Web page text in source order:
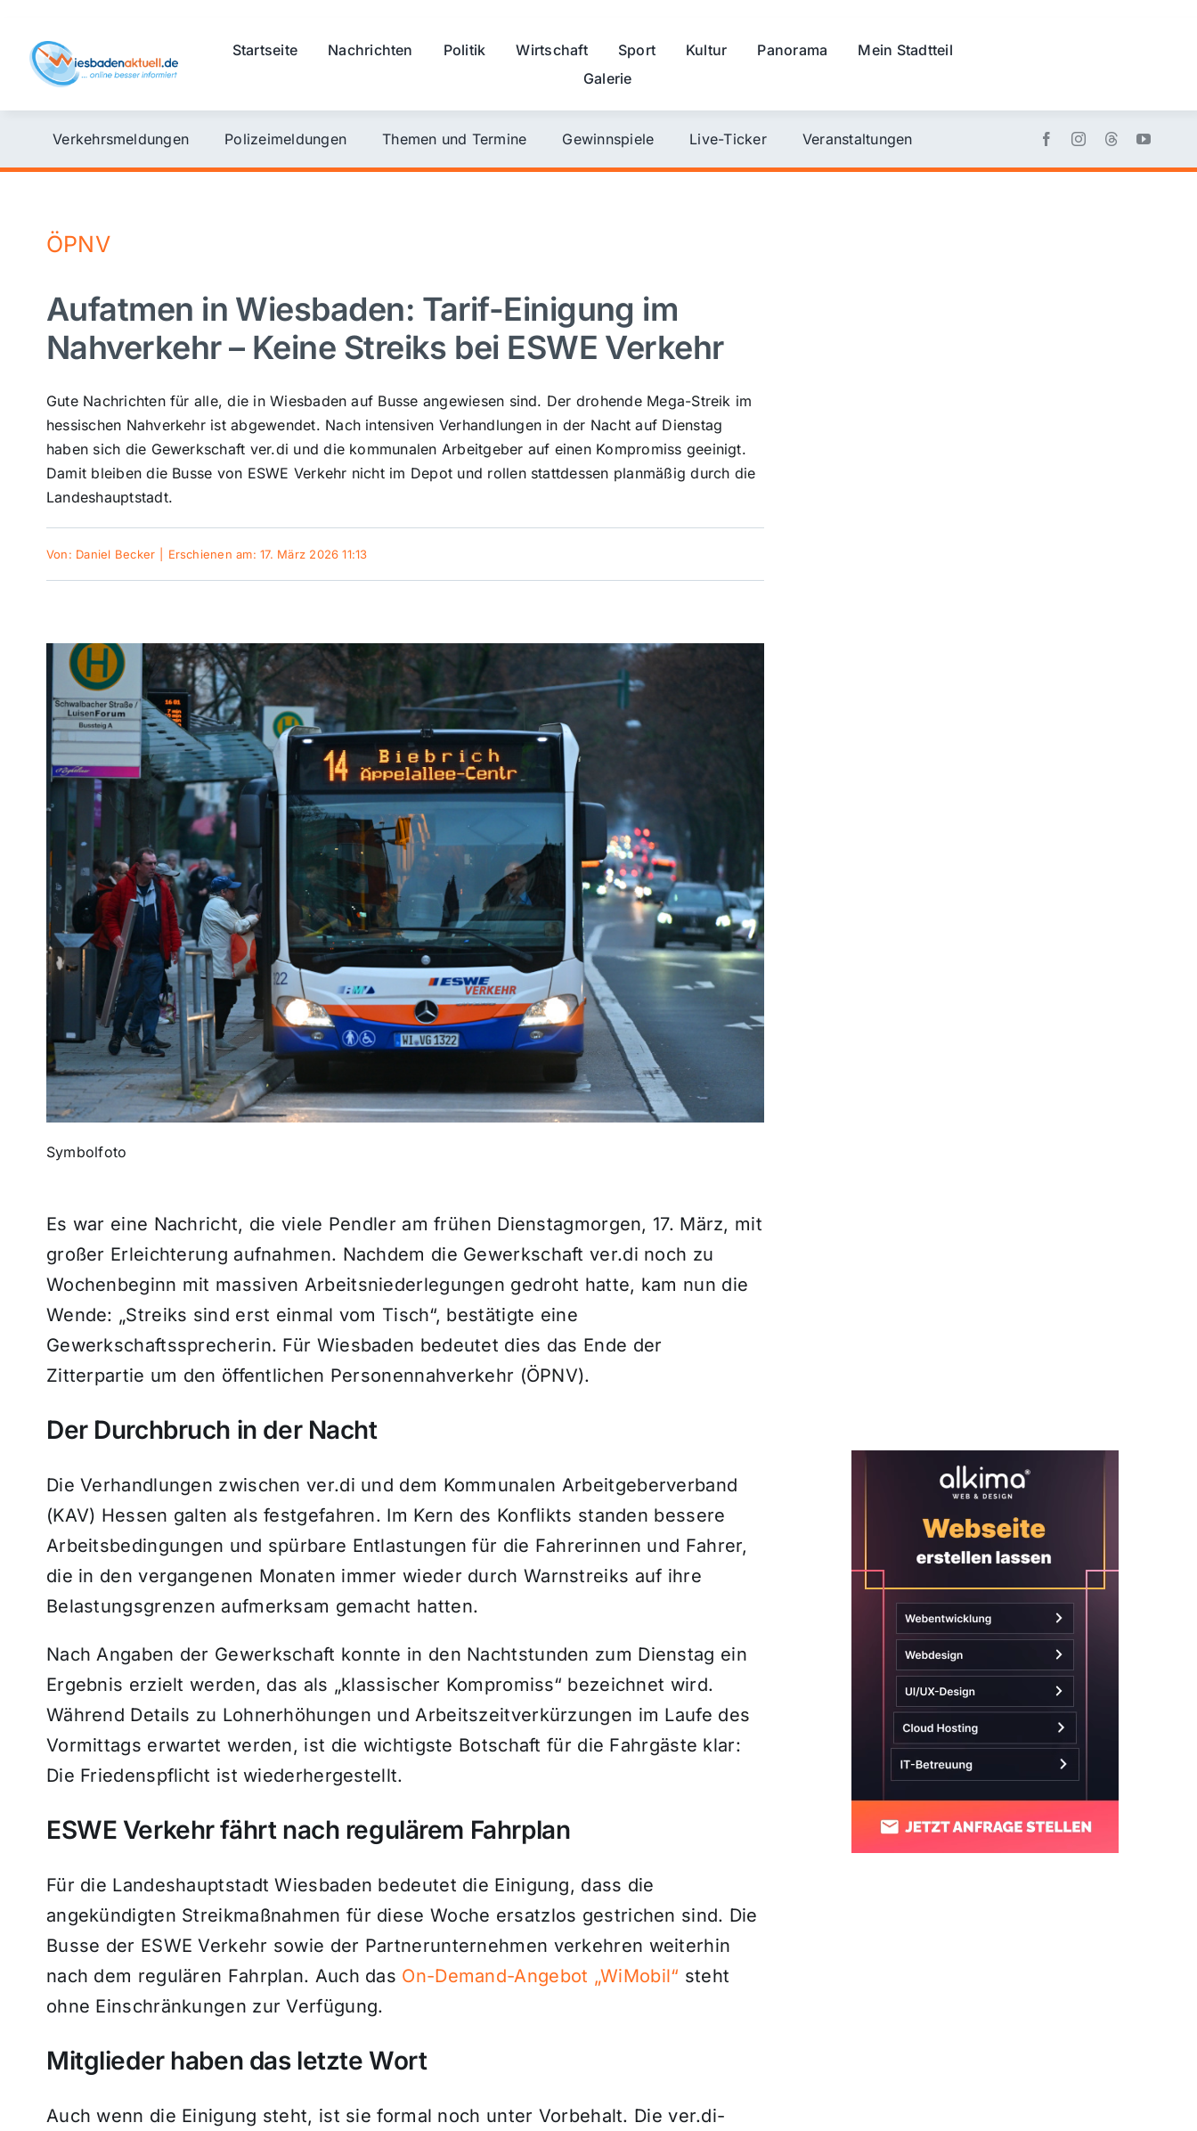
content
Startseite Nachrichten Politik Wirtschaft Sport Kultur Panorama
Mein Stadtteil
Galerie
Verkehrsmeldungen Polizeimeldungen Themen und Termine Gewinnspiele Live-Ticker Veranstaltungen
ÖPNV
Aufatmen in Wiesbaden: Tarif-Einigung im
Nahverkehr – Keine Streiks bei ESWE Verkehr
Gute Nachrichten für alle, die in Wiesbaden auf Busse angewiesen sind. Der drohende Mega-Streik im
hessischen Nahverkehr ist abgewendet. Nach intensiven Verhandlungen in der Nacht auf Dienstag
haben sich die Gewerkschaft ver.di und die kommunalen Arbeitgeber auf einen Kompromiss geeinigt.
Damit bleiben die Busse von ESWE Verkehr nicht im Depot und rollen stattdessen planmäßig durch die
Landeshauptstadt.
Von: Daniel Becker Erschienen am: 17. März 2026 11:13
Symbolfoto
Es war eine Nachricht, die viele Pendler am frühen Dienstagmorgen, 17. März, mit
großer Erleichterung aufnahmen. Nachdem die Gewerkschaft ver.di noch zu
Wochenbeginn mit massiven Arbeitsniederlegungen gedroht hatte, kam nun die
Wende: „Streiks sind erst einmal vom Tisch“, bestätigte eine
Gewerkschaftssprecherin. Für Wiesbaden bedeutet dies das Ende der
Zitterpartie um den öffentlichen Personennahverkehr (ÖPNV).
Der Durchbruch in der Nacht
Die Verhandlungen zwischen ver.di und dem Kommunalen Arbeitgeberverband
(KAV) Hessen galten als festgefahren. Im Kern des Konflikts standen bessere
Arbeitsbedingungen und spürbare Entlastungen für die Fahrerinnen und Fahrer,
die in den vergangenen Monaten immer wieder durch Warnstreiks auf ihre
Belastungsgrenzen aufmerksam gemacht hatten.
Nach Angaben der Gewerkschaft konnte in den Nachtstunden zum Dienstag ein
Ergebnis erzielt werden, das als „klassischer Kompromiss“ bezeichnet wird.
Während Details zu Lohnerhöhungen und Arbeitszeitverkürzungen im Laufe des
Vormittags erwartet werden, ist die wichtigste Botschaft für die Fahrgäste klar:
Die Friedenspflicht ist wiederhergestellt.
ESWE Verkehr fährt nach regulärem Fahrplan
Für die Landeshauptstadt Wiesbaden bedeutet die Einigung, dass die
angekündigten Streikmaßnahmen für diese Woche ersatzlos gestrichen sind. Die
Busse der ESWE Verkehr sowie der Partnerunternehmen verkehren weiterhin
nach dem regulären Fahrplan. Auch das On-Demand-Angebot „WiMobil“ steht
ohne Einschränkungen zur Verfügung.
Mitglieder haben das letzte Wort
Auch wenn die Einigung steht, ist sie formal noch unter Vorbehalt. Die ver.di-